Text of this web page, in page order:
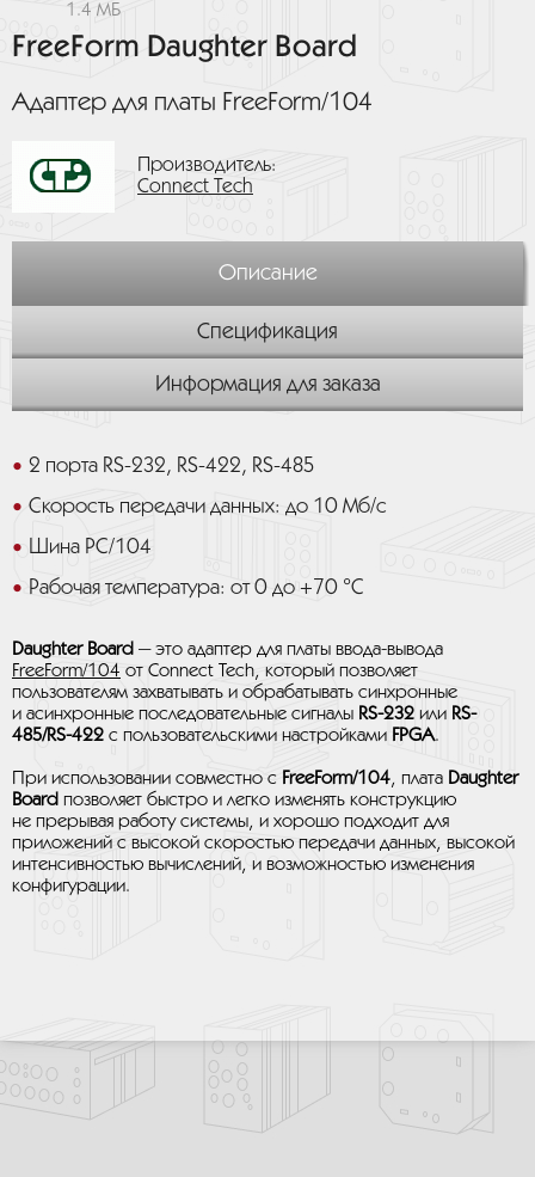
1.4 МБ
FreeForm Daughter Board
Адаптер для платы FreeForm/104
Производитель:
Connect Tech
Описание
Спецификация
Информация для заказа
2 порта RS-232, RS-422, RS-485
Скорость передачи данных: до 10 Мб/с
Шина PC/104
Рабочая температура: от 0 до +70 °C
Daughter Board — это адаптер для платы ввода-вывода
FreeForm/104 от Connect Tech, который позволяет
пользователям захватывать и обрабатывать синхронные
и асинхронные последовательные сигналы RS-232 или RS-
485/RS-422 с пользовательскими настройками FPGA.
При использовании совместно с FreeForm/104, плата Daughter
Board позволяет быстро и легко изменять конструкцию
не прерывая работу системы, и хорошо подходит для
приложений с высокой скоростью передачи данных, высокой
интенсивностью вычислений, и возможностью изменения
конфигурации.